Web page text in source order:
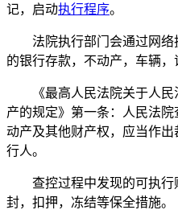
记，启动执行程序。
法院执行部门会通过网络
的银行存款，不动产，车辆，
《最高人民法院关于人民
产的规定》第一条：人民法
动产及其他财产权，应当作
行人。
查控过程中发现的可执行
封，扣押，冻结等保全措施。